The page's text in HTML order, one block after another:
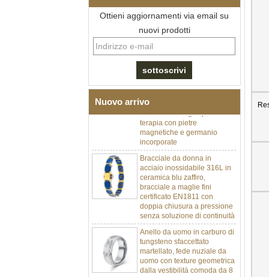
Ottieni aggiornamenti via email su
nuovi prodotti
Nuovo arrivo
Bracciale da uomo a maglie I
in acciaio inossidabile 304
chiusura deployante a
bracciale a maglie per
terapia con pietre
magnetiche e germanio
incorporate
Bracciale da donna in
acciaio inossidabile 316L in
ceramica blu zaffiro,
bracciale a maglie fini
certificato EN1811 con
doppia chiusura a pressione
senza soluzione di continuità
Anello da uomo in carburo di
tungsteno sfaccettato
martellato, fede nuziale da
uomo con texture geometrica
dalla vestibilità comoda da 8
mm